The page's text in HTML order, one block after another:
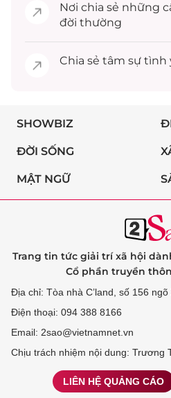
Nơi chia sẻ những
đời thường
Chia sẻ tâm sự tình
SHOWBIZ
ĐỜI SỐNG
MẬT NGỮ
Trang tin tức giải trí xã hội
Cổ phần truyền
Địa chỉ: Tòa nhà C’land, số 156
Điện thoại: 094 388 8166
Email: 2sao@vietnamnet.vn
Chịu trách nhiệm nội dung: Trương
LIÊN HỆ QUẢNG CÁO